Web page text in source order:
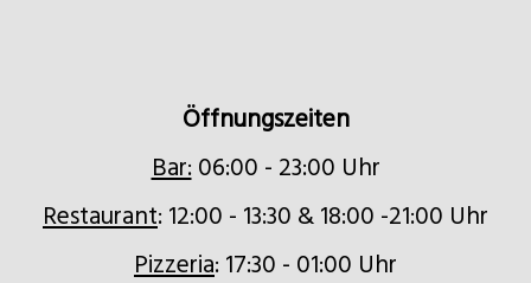
Öffnungszeiten
Bar:06:00 - 23:00 Uhr
Restaurant: 12:00 - 13:30 & 18:00 -21:00 Uhr
Pizzeria: 17:30 - 01:00 Uhr